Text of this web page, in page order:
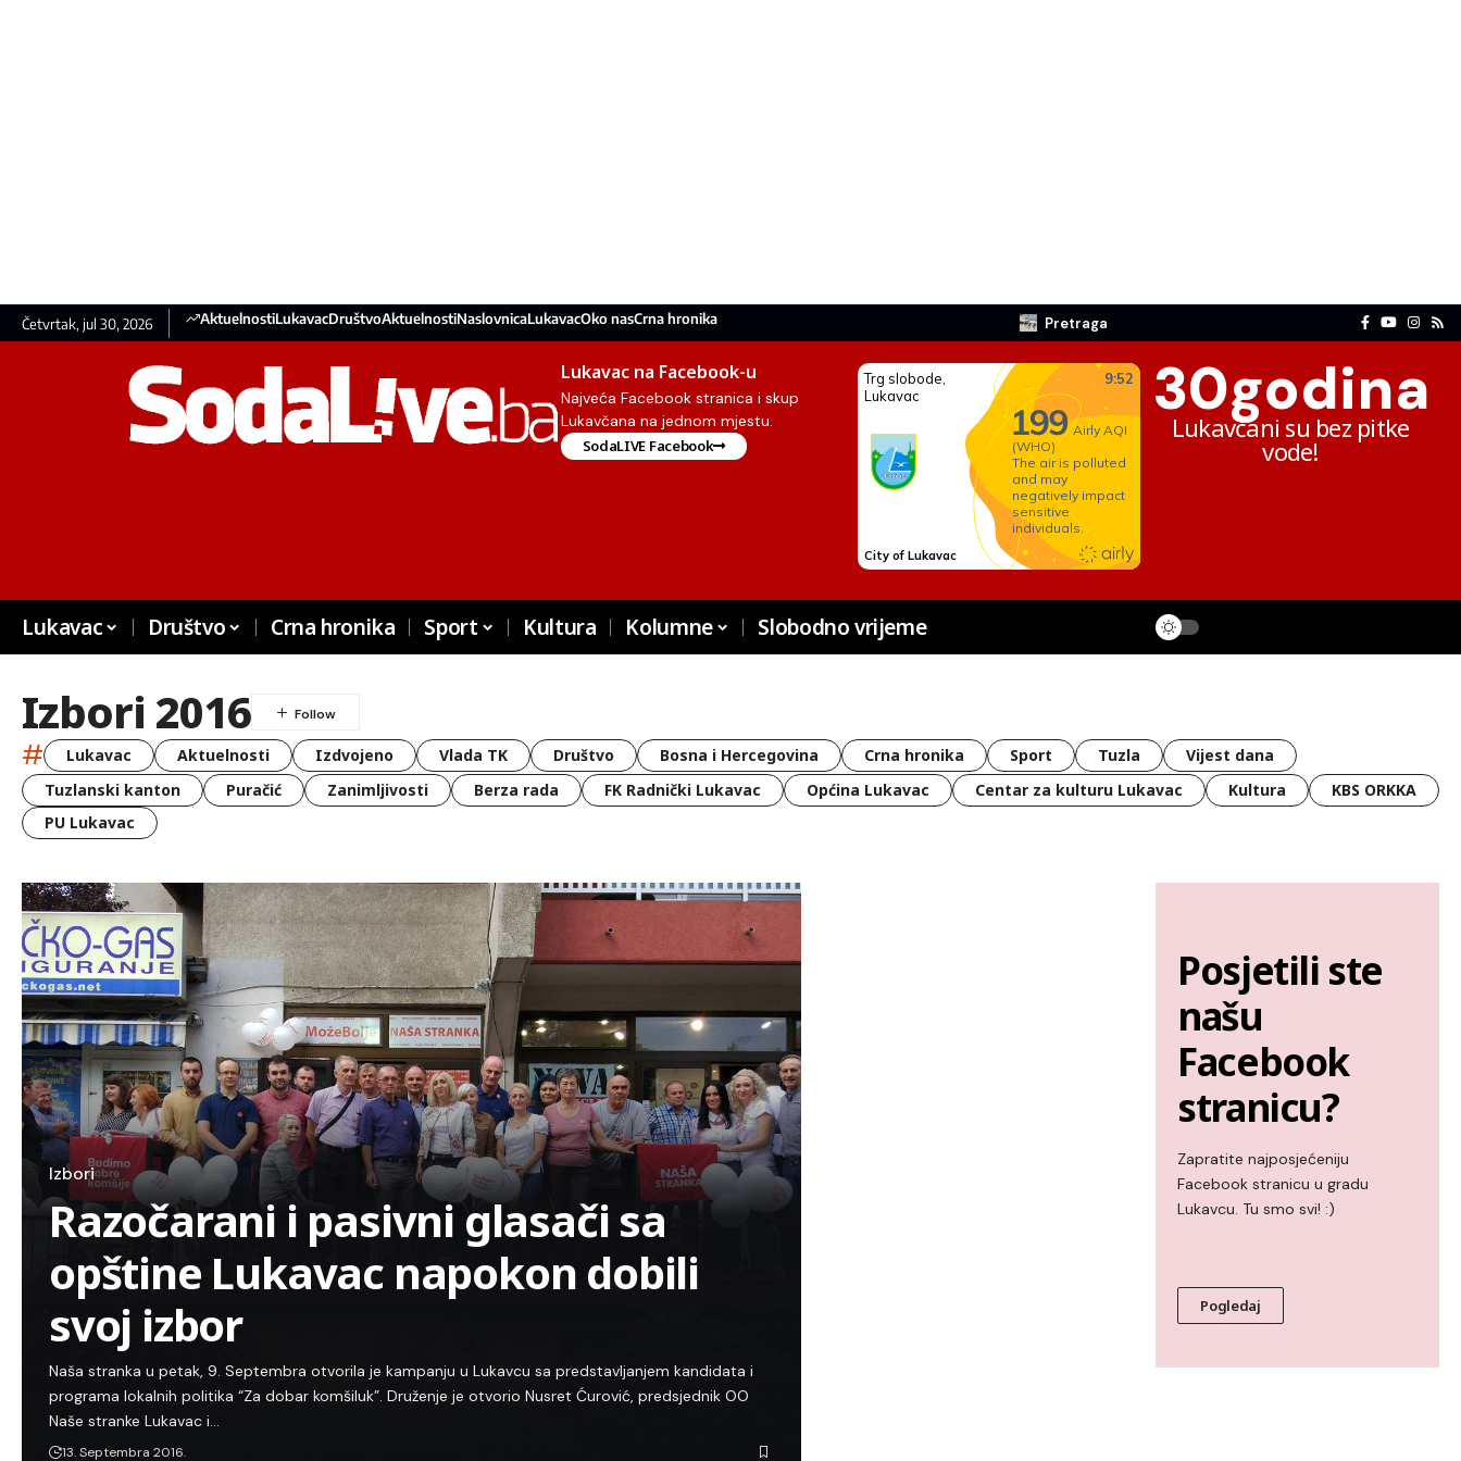
Četvrtak, jul 30, 2026 AktuelnostiLukavacDruštvoAktuelnostiNaslovnicaLukavacOko nasCrna hronika Pretraga
Lukavac na Facebook-u
Najveća Facebook stranica i skup
Lukavčana na jednom mjestu.
SodaLIVE Facebook
30godina
Lukavčani su bez pitke
vode!
Lukavac Društvo Crna hronika Sport Kultura Kolumne Slobodno vrijeme
Izbori 2016
# Lukavac Aktuelnosti Izdvojeno Vlada TK Društvo Bosna i Hercegovina Crna hronika Sport Tuzla
Vijest dana
Tuzlanski kanton
Puračić Zanimljivosti Berza rada FK Radnički Lukavac Općina Lukavac Centar za kulturu Lukavac Kultura
KBS ORKKA
PU Lukavac
Izbori
Razočarani i pasivni glasači sa
opštine Lukavac napokon dobili
svoj izbor
Naša stranka u petak, 9. Septembra otvorila je kampanju u Lukavcu sa predstavljanjem kandidata i
programa lokalnih politika “Za dobar komšiluk”. Druženje je otvorio Nusret Ćurović, predsjednik OO
Naše stranke Lukavac i…
13. Septembra 2016.
Posjetili ste
našu
Facebook
stranicu?
Zapratite najposjećeniju
Facebook stranicu u gradu
Lukavcu. Tu smo svi! :)
Pogledaj